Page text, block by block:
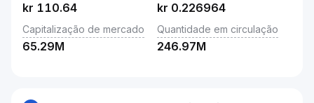
kr 110.64 kr 0.226964
Capitalização de mercado
65.29M
Quantidade em circulação
246.97M